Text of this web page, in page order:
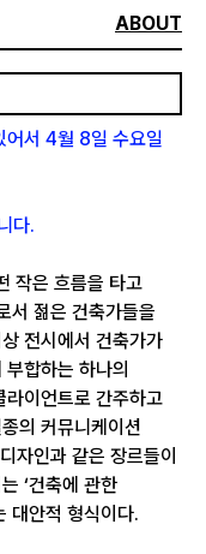
ABOUT
어서 4월 8일 수요일
다.
작은 흐름을 타고
서 젊은 건축가들을
전시에서 건축가가
합하는 하나의
라이언트로 간주하고
의 커뮤니케이션
자인과 같은 장르들이
‘건축에 관한
대안적 형식이다.